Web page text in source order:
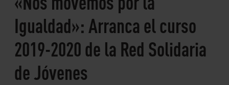
Igualdad»: Arranca el curso
2019-2020 de la Red Solidaria
de Jóvenes